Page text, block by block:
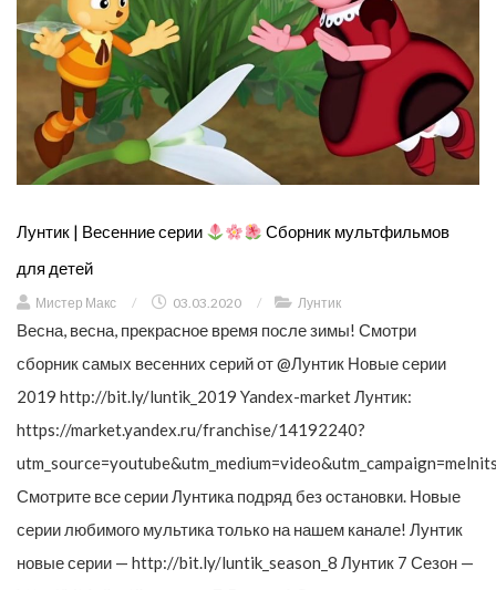
Лунтик | Весенние серии
Сборник мультфильмов
для детей
Мистер Макс / 03.03.2020 / Лунтик
Весна, весна, прекрасное время после зимы! Смотри
сборник самых весенних серий от @Лунтик Новые серии
2019 http://bit.ly/luntik_2019 Yandex-market Лунтик:
https://market.yandex.ru/franchise/14192240?
Смотрите все серии Лунтика подряд без остановки. Новые
серии любимого мультика только на нашем канале! Лунтик
новые серии — http://bit.ly/luntik_season_8 Лунтик 7 Сезон —